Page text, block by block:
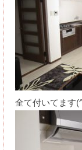
全て付いてます